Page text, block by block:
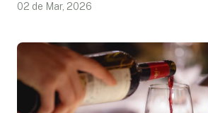
02 de Mar, 2026